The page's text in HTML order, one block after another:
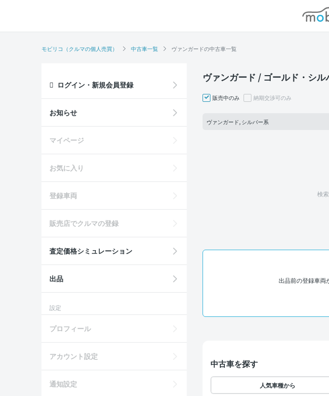
モビリコ（クルマの個人売買） 中古車一覧 ヴァンガードの中古車一覧
ヴァンガード / ゴールド・シ
販売中のみ 納期交渉可のみ
ヴァンガード, シルバー系
検
出品前の登録車両
中古車を探す
人気車種から
ログイン・新規会員登録
お知らせ
マイページ
お気に入り
登録車両
販売店でクルマの登録
査定価格シミュレーション
出品
設定
プロフィール
アカウント設定
通知設定